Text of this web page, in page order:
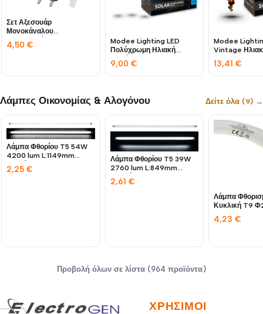
Σετ Αξεσουάρ
Μονοκάναλου
Φωτοσωλήνα LED FLAT
SMD3528 SGR
4,50 €
Modee Lighting LED
Πολύχρωμη Ηλιακή
Γιρλάντα 50db 7,9m
9,00 €
Modee
Vintage
10db 4,9m
13,41€
Λάμπες Οικονομίας & Αλογόνου Δείτε όλα (9) →
Λάμπα Φθορίου T5 54W
4200 lum L:1149mm
Λευκό 4000Κ
2,25 €
Λάμπα Φθορίου T5 39W
2760 lum L:849mm
Ψυχρό 6400Κ
2,61 €
Λάμπα
Κυκλική T9
32W 1800LM
LIGHT RLX
4,23€
Προβολή όλων σε λίστα (964 προϊόντα)
ΧΡΉΣΙΜΟΙ